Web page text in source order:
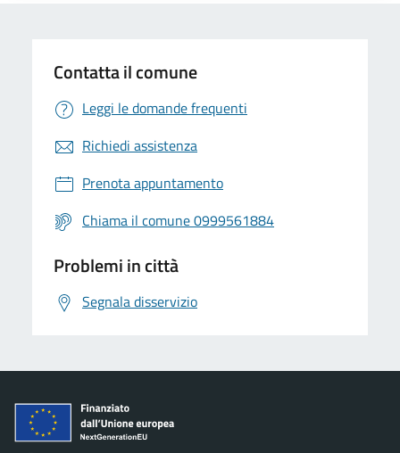
Contatta il comune
Leggi le domande frequenti
Richiedi assistenza
Prenota appuntamento
Chiama il comune 0999561884
Problemi in città
Segnala disservizio